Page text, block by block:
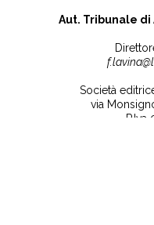
Aut. Tribunale di
Società
via